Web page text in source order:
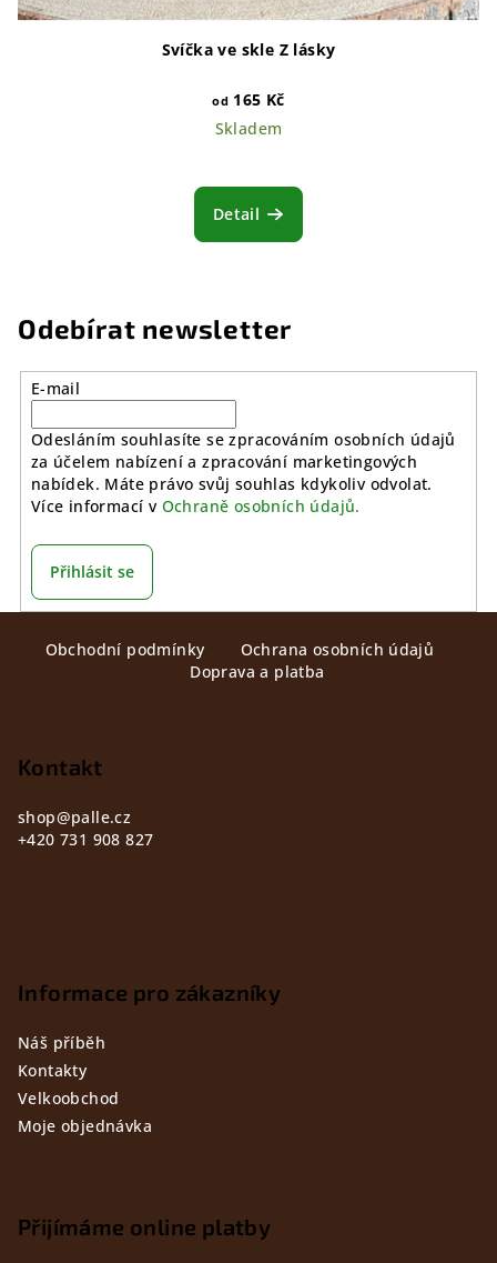
Svíčka ve skle Z lásky
od 165 Kč
Skladem
Detail
Odebírat newsletter
E-mail
Odesláním souhlasíte se zpracováním osobních údajů
za účelem nabízení a zpracování marketingových
nabídek. Máte právo svůj souhlas kdykoliv odvolat.
Více informací v Ochraně osobních údajů.
Přihlásit se
Obchodní podmínky
Ochrana osobních údajů
Doprava a platba
Kontakt
shop@palle.cz
+420 731 908 827
Informace pro zákazníky
Náš příběh
Kontakty
Velkoobchod
Moje objednávka
Přijímáme online platby